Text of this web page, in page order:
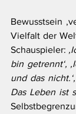
Bewusstsein
Vielfalt der
Schauspieler:
bin getrennt‘,
und das
Das Leben ist